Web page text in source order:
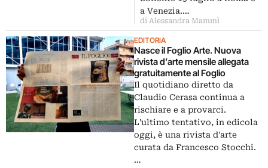
a Venezia.…
di Alessandra Mammì
EDITORIA
Nasce il Foglio Arte. Nuova
rivista d’arte mensile allegata
gratuitamente al Foglio
Il quotidiano diretto da
Claudio Cerasa continua a
rischiare e a provarci.
L'ultimo tentativo, in edicola
oggi, è una rivista d'arte
curata da Francesco Stocchi.
…